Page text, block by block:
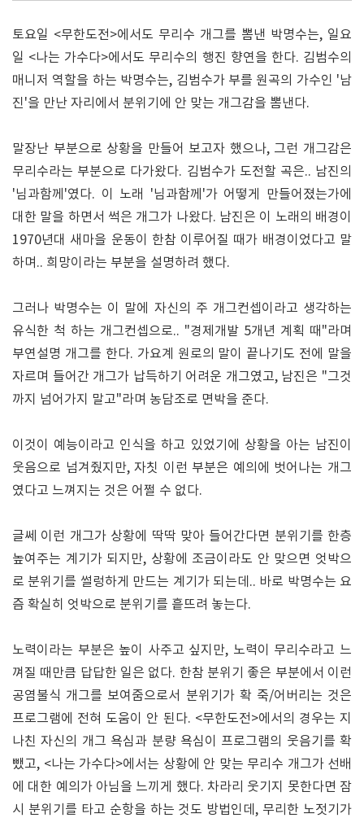
토요일 <무한도전>에서도 무리수 개그를 뽐낸 박명수는, 일요
일 <나는 가수다>에서도 무리수의 행진 향연을 한다. 김범수의
매니저 역할을 하는 박명수는, 김범수가 부를 원곡의 가수인 '남
진'을 만난 자리에서 분위기에 안 맞는 개그감을 뽐낸다.
말장난 부분으로 상황을 만들어 보고자 했으나, 그런 개그감은
무리수라는 부분으로 다가왔다. 김범수가 도전할 곡은.. 남진의
'님과함께'였다. 이 노래 '님과함께'가 어떻게 만들어졌는가에
대한 말을 하면서 썩은 개그가 나왔다. 남진은 이 노래의 배경이
1970년대 새마을 운동이 한참 이루어질 때가 배경이었다고 말
하며.. 희망이라는 부분을 설명하려 했다.
그러나 박명수는 이 말에 자신의 주 개그컨셉이라고 생각하는
유식한 척 하는 개그컨셉으로.. "경제개발 5개년 계획 때"라며
부연설명 개그를 한다. 가요계 원로의 말이 끝나기도 전에 말을
자르며 들어간 개그가 납득하기 어려운 개그였고, 남진은 "그것
까지 넘어가지 말고"라며 농담조로 면박을 준다.
이것이 예능이라고 인식을 하고 있었기에 상황을 아는 남진이
웃음으로 넘겨줬지만, 자칫 이런 부분은 예의에 벗어나는 개그
였다고 느껴지는 것은 어쩔 수 없다.
글쎄 이런 개그가 상황에 딱딱 맞아 들어간다면 분위기를 한층
높여주는 계기가 되지만, 상황에 조금이라도 안 맞으면 엇박으
로 분위기를 썰렁하게 만드는 계기가 되는데.. 바로 박명수는 요
즘 확실히 엇박으로 분위기를 흩뜨려 놓는다.
노력이라는 부분은 높이 사주고 싶지만, 노력이 무리수라고 느
껴질 때만큼 답답한 일은 없다. 한참 분위기 좋은 부분에서 이런
공염불식 개그를 보여줌으로서 분위기가 확 죽/어버리는 것은
프로그램에 전혀 도움이 안 된다. <무한도전>에서의 경우는 지
나친 자신의 개그 욕심과 분량 욕심이 프로그램의 웃음기를 확
뺐고, <나는 가수다>에서는 상황에 안 맞는 무리수 개그가 선배
에 대한 예의가 아님을 느끼게 했다. 차라리 웃기지 못한다면 잠
시 분위기를 타고 순항을 하는 것도 방법인데, 무리한 노젓기가